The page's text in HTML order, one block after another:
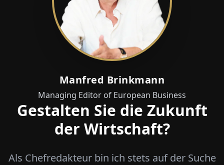
Manfred Brinkmann
Managing Editor of European Business
Gestalten Sie die Zukunft
der Wirtschaft?
Als Chefredakteur bin ich stets auf der Suche